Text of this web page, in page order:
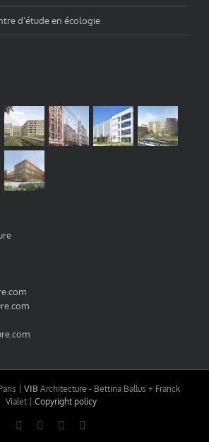
d’étude en écologie
| VIB Architecture - Bettina Ballus + Franck
Vialet | Copyright policy
LinkedInInstagramFacebook